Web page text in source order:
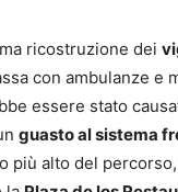
ricostruzione dei
con ambulanze e
essere stato
guasto al sistema
più alto del